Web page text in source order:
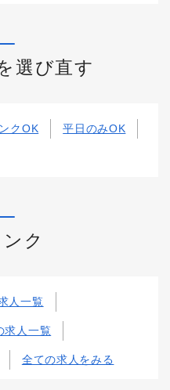
を選び直す
クOK 平日のみOK
ンク
人一覧
求人一覧
全ての求人をみる